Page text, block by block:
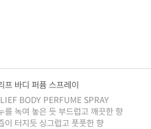
프 바디 퍼퓸 스프레이
BODY PERFUME SPRAY
를 녹여 놓은 듯 부드럽고 깨끗한 향
이 터지듯 싱그럽고 풋풋한 향